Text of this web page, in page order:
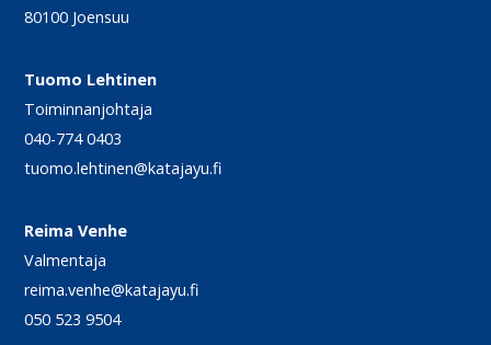
80100 Joensuu
Tuomo Lehtinen
Toiminnanjohtaja
040-774 0403
tuomo.lehtinen@katajayu.fi
Reima Venhe
Valmentaja
reima.venhe@katajayu.fi
050 523 9504